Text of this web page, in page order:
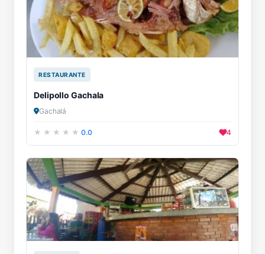
RESTAURANTE
Delipollo Gachala
Gachalá
0.0 4